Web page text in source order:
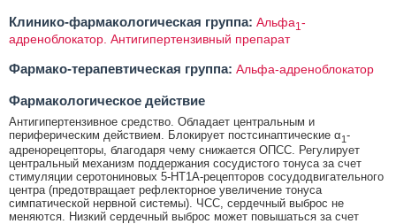
Клинико-фармакологическая группа: Альфа1 -
адреноблокатор. Антигипертензивный препарат
Фармако-терапевтическая группа: Альфа-адреноблокатор
Фармакологическое действие
Антигипертензивное средство. Обладает центральным и
периферическим действием. Блокирует постсинаптические α1-
адренорецепторы, благодаря чему снижается ОПСС. Регулирует
центральный механизм поддержания сосудистого тонуса за счет
стимуляции серотониновых 5-HT1A-рецепторов сосудодвигательного
центра (предотвращает рефлекторное увеличение тонуса
симпатической нервной системы). ЧСС, сердечный выброс не
меняются. Низкий сердечный выброс может повышаться за счет